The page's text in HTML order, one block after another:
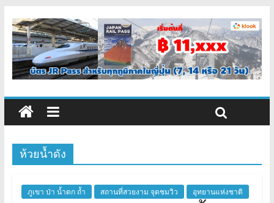
ห้วยน้ำดัง
ภูเขา ป่า น้ำตก ถ้ำ สถานที่สวยงาม จุดชมวิว อุทยานแห่งชาติ